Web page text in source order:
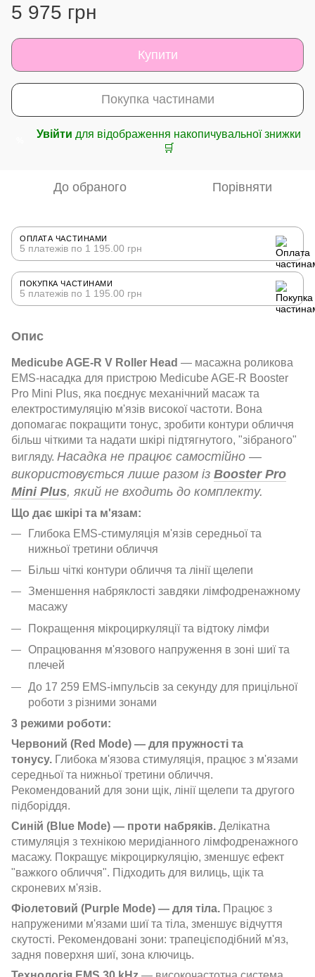
5 975 грн
Купити
Покупка частинами
Увійти для відображення накопичувальної знижки
🛒
До обраного Порівняти
ОПЛАТА ЧАСТИНАМИ
5 платежів по 1 195.00 грн
ПОКУПКА ЧАСТИНАМИ
5 платежів по 1 195.00 грн
Опис
Medicube AGE-R V Roller Head — масажна роликова
EMS-насадка для пристрою Medicube AGE-R Booster
Pro Mini Plus, яка поєднує механічний масаж та
електростимуляцію м'язів високої частоти. Вона
допомагає покращити тонус, зробити контури обличчя
більш чіткими та надати шкірі підтягнутого, "зібраного"
вигляду. Насадка не працює самостійно —
використовується лише разом із Booster Pro
Mini Plus, який не входить до комплекту.
Що дає шкірі та м'язам:
Глибока EMS-стимуляція м'язів середньої та
нижньої третини обличчя
Більш чіткі контури обличчя та лінії щелепи
Зменшення набряклості завдяки лімфодренажному
масажу
Покращення мікроциркуляції та відтоку лімфи
Опрацювання м'язового напруження в зоні шиї та
плечей
До 17 259 EMS-імпульсів за секунду для прицільної
роботи з різними зонами
3 режими роботи:
Червоний (Red Mode) — для пружності та
тонусу. Глибока м'язова стимуляція, працює з м'язами
середньої та нижньої третини обличчя.
Рекомендований для зони щік, лінії щелепи та другого
підборіддя.
Синій (Blue Mode) — проти набряків. Делікатна
стимуляція з технікою меридіанного лімфодренажного
масажу. Покращує мікроциркуляцію, зменшує ефект
"важкого обличчя". Підходить для вилиць, щік та
скроневих м'язів.
Фіолетовий (Purple Mode) — для тіла. Працює з
напруженими м'язами шиї та тіла, зменшує відчуття
скутості. Рекомендовані зони: трапецієподібний м'яз,
задня поверхня шиї, зона ключиць.